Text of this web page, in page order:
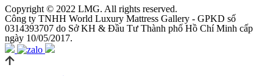
Copyright © 2022 LMG. All rights reserved.
Công ty TNHH World Luxury Mattress Gallery - GPKD số
0314393707 do Sở KH & Đầu Tư Thành phố Hồ Chí Minh cấp
ngày 10/05/2017.